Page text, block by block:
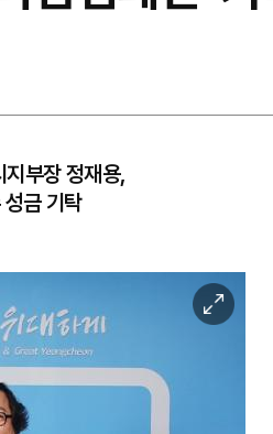
부장 정재용,
금 기탁
이
미